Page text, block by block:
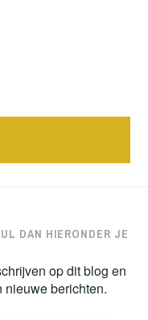
DAN HIERONDER JE
op dit blog en
nieuwe berichten.